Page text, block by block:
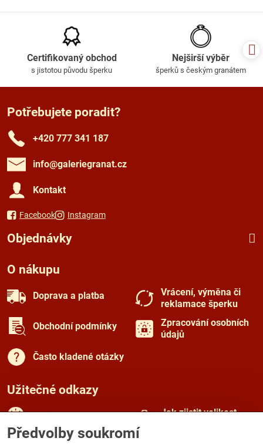
Certifikovaný obchod
s jistotou původu šperku
Nejširší výběr
šperků s českým granátem
Potřebujete poradit?
+420 777 341 187
info​@galeriegranat​.cz
Kontakt
Facebook Instagram
Objednávky
O nákupu
Doprava a platba
Vrácení, výměna či
reklamace šperku
Obchodní podmínky
Zpracování osobních
údajů
Často kladené otázky
Užitečné odkazy
Jak zjistit velikost
Předvolby soukromí